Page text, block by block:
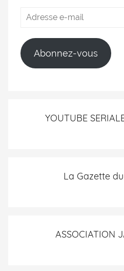
Abonnez-vous
YOUTUBE
La Gazette
ASSOCIATION